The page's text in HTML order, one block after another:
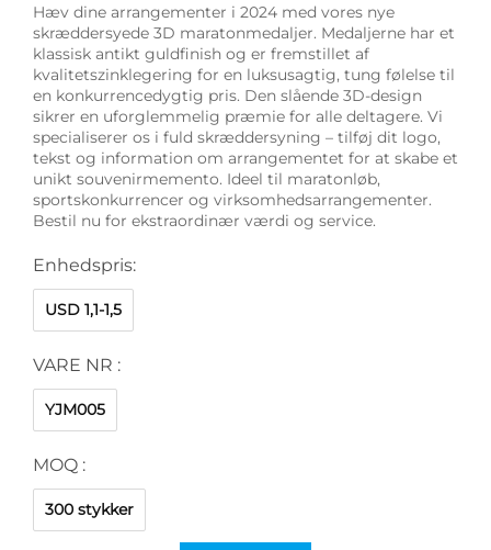
Hæv dine arrangementer i 2024 med vores nye
skræddersyede 3D maratonmedaljer. Medaljerne har et
klassisk antikt guldfinish og er fremstillet af
kvalitetszinklegering for en luksusagtig, tung følelse til
en konkurrencedygtig pris. Den slående 3D-design
sikrer en uforglemmelig præmie for alle deltagere. Vi
specialiserer os i fuld skræddersyning – tilføj dit logo,
tekst og information om arrangementet for at skabe et
unikt souvenirmemento. Ideel til maratonløb,
sportskonkurrencer og virksomhedsarrangementer.
Bestil nu for ekstraordinær værdi og service.
Enhedspris:
USD 1,1-1,5
VARE NR :
YJM005
MOQ :
300 stykker